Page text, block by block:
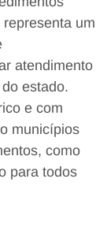
um
atendimento
estado.
e com
municípios
como
para todos